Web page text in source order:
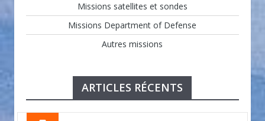
Missions satellites et sondes
Missions Department of Defense
Autres missions
ARTICLES RÉCENTS